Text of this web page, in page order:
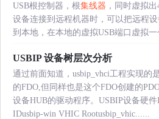
USB根控制器，根集线器 ，同时虚拟
设备连接到远程机器时，可以把远程
到本地，在本地的虚拟USB端口虚拟一
USBIP 设备树层次分析
通过前面知道，usbip_vhci工程实现的
的FDO,但同样也是这个FDO创建的
设备HUB的驱动程序。USBIP设备硬
IDusbip-win VHIC Rootusbip_vhic......